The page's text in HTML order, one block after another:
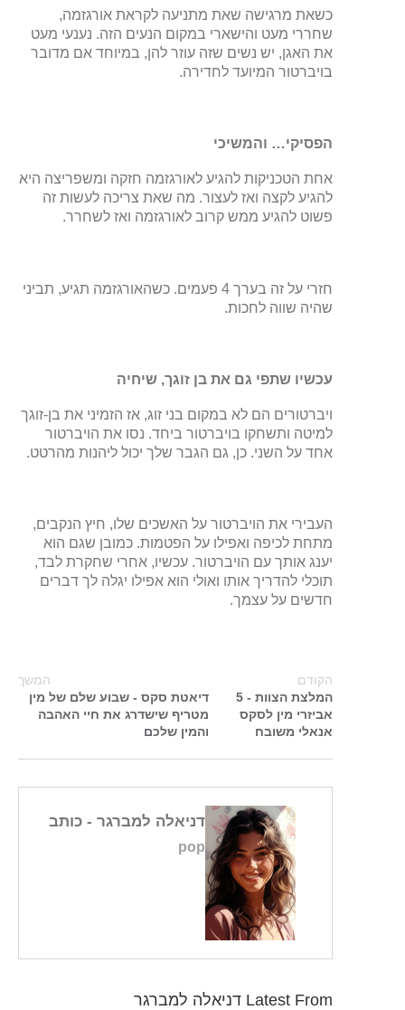
כשאת מרגישה שאת מתניעה לקראת אורגזמה,
שחררי מעט והישארי במקום הנעים הזה. נענעי מעט
את האגן, יש נשים שזה עוזר להן, במיוחד אם מדובר
בויברטור המיועד לחדירה.
הפסיקי… והמשיכי
אחת הטכניקות להגיע לאורגזמה חזקה ומשפריצה היא
להגיע לקצה ואז לעצור. מה שאת צריכה לעשות זה
פשוט להגיע ממש קרוב לאורגזמה ואז לשחרר.
חזרי על זה בערך 4 פעמים. כשהאורגזמה תגיע, תביני
שהיה שווה לחכות.
עכשיו שתפי גם את בן זוגך, שיחיה
ויברטורים הם לא במקום בני זוג, אז הזמיני את בן-זוגך
למיטה ותשחקו בויברטור ביחד. נסו את הויברטור
אחד על השני. כן, גם הגבר שלך יכול ליהנות מהרטט.
העבירי את הויברטור על האשכים שלו, חיץ הנקבים,
מתחת לכיפה ואפילו על הפטמות. כמובן שגם הוא
יענג אותך עם הויברטור. עכשיו, אחרי שחקרת לבד,
תוכלי להדריך אותו ואולי הוא אפילו יגלה לך דברים
חדשים על עצמך.
הקודם
המלצת הצוות - 5
אביזרי מין לסקס
אנאלי משובח
המשך
דיאטת סקס - שבוע שלם של מין
מטריף שישדרג את חיי האהבה
והמין שלכם
דניאלה למברגר - כותב
pop
Latest From דניאלה למברגר